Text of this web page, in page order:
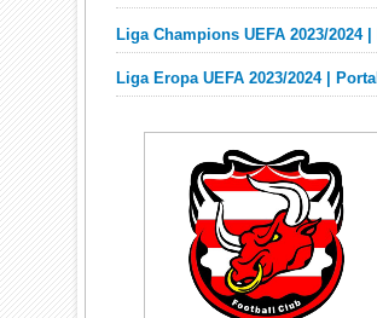
Liga Champions UEFA 2023/2024 |
Liga Eropa UEFA 2023/2024 | Portal